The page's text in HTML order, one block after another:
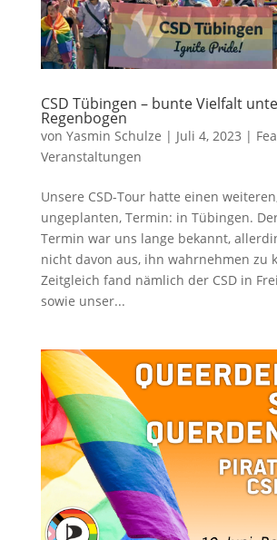
CSD Tübingen – bunte Vielfalt
Regenbogen
von Yasmin Schulze | Juli 4, 2023 |
Veranstaltungen
Unsere CSD-Tour hatte einen
ungeplanten, Termin: in Tübingen.
Termin war uns lange bekannt,
nicht davon aus, ihn wahrnehmen zu
Zeitgleich fand nämlich der CSD in
sowie unser...